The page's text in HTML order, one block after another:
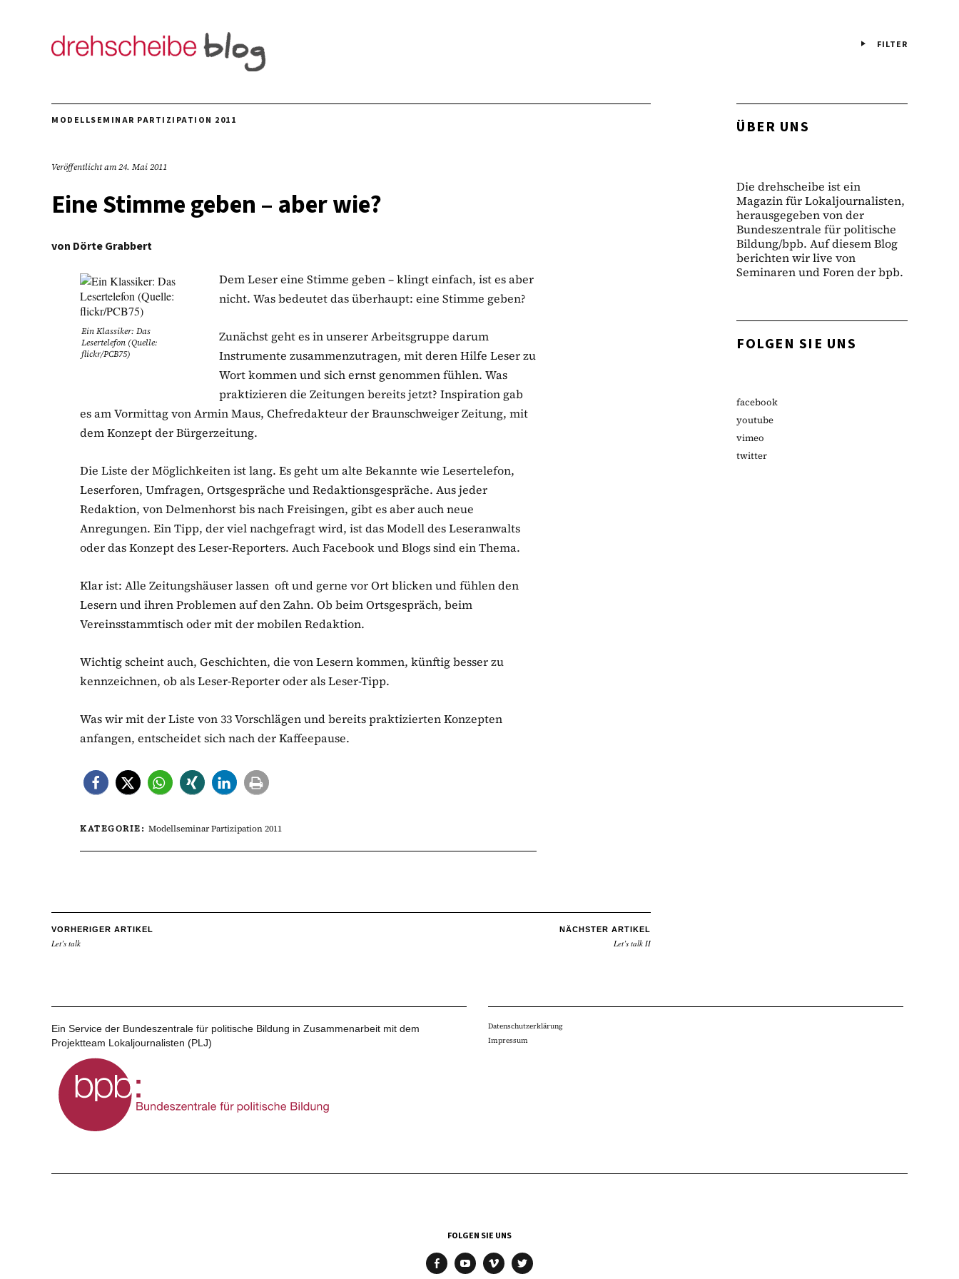
FILTER
MODELLSEMINAR PARTIZIPATION 2011
Veröffentlicht am24. Mai 2011
Eine Stimme geben – aber wie?
von Dörte Grabbert
Ein Klassiker: Das
Lesertelefon (Quelle:
flickr/PCB75)
Dem Leser eine Stimme geben – klingt einfach, ist es aber
nicht. Was bedeutet das überhaupt: eine Stimme geben?
Zunächst geht es in unserer Arbeitsgruppe darum
Instrumente zusammenzutragen, mit deren Hilfe Leser zu
Wort kommen und sich ernst genommen fühlen. Was
praktizieren die Zeitungen bereits jetzt? Inspiration gab
es am Vormittag vonArminMaus, Chefredakteur der Braunschweiger Zeitung, mit
dem Konzept der Bürgerzeitung.
Die Liste der Möglichkeiten ist lang. Es geht um alte Bekannte wie Lesertelefon,
Leserforen, Umfragen, Ortsgespräche undRedaktionsgespräche. Aus jeder
Redaktion, vonDelmenhorstbis nach Freisingen, gibt es aber auch neue
Anregungen. Ein Tipp, der viel nachgefragt wird, ist das Modell des Leseranwalts
oder das Konzept des Leser-Reporters. AuchFacebookund Blogs sind ein Thema.
Klar ist: Alle Zeitungshäuserlassen oft und gerne vor Ort blicken und fühlen den
Lesern und ihren Problemen auf den Zahn. Ob beim Ortsgespräch, beim
Vereinsstammtisch oder mit der mobilen Redaktion.
Wichtig scheint auch, Geschichten, die von Lesern kommen, künftig besser zu
kennzeichnen, ob als Leser-Reporter oder als Leser-Tipp.
Was wir mit der Liste von 33 Vorschlägen und bereits praktizierten Konzepten
anfangen, entscheidet sich nach der Kaffeepause.
KATEGORIE: Modellseminar Partizipation 2011
VORHERIGER ARTIKEL
Let’s talk
NÄCHSTER ARTIKEL
Let’s talk II
ÜBER UNS
Die drehscheibe ist ein
Magazin für Lokaljournalisten,
herausgegeben von der
Bundeszentrale für politische
Bildung/bpb. Auf diesem Blog
berichten wir live von
Seminaren und Foren der bpb.
FOLGEN SIE UNS
facebook
youtube
vimeo
twitter
Ein Service der Bundeszentrale für politische Bildung in Zusammenarbeit mit dem
Projektteam Lokaljournalisten (PLJ)
Datenschutzerklärung
Impressum
FOLGEN SIE UNS